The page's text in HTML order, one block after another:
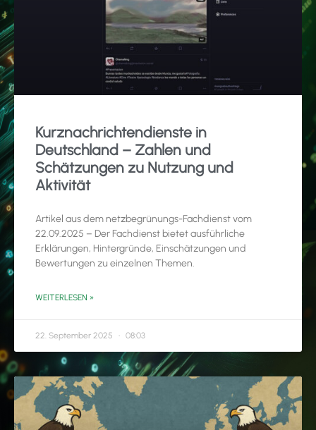
Kurznachrichtendienste in
Deutschland – Zahlen und
Schätzungen zu Nutzung und
Aktivität
Artikel aus dem netzbegrünungs-Fachdienst vom
22.09.2025 – Der Fachdienst bietet ausführliche
Erklärungen, Hintergründe, Einschätzungen und
Bewertungen zu einzelnen Themen.
WEITERLESEN »
22. September 2025 08:03